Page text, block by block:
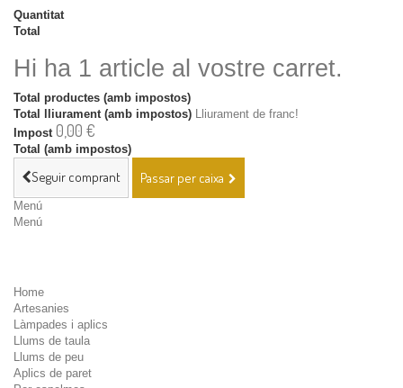
Quantitat
Total
Hi ha 1 article al vostre carret.
Total productes (amb impostos)
Total lliurament (amb impostos) Lliurament de franc!
Impost 0,00 €
Total (amb impostos)
Seguir comprant Passar per caixa
Menú
Menú
Home
Artesanies
Làmpades i aplics
Llums de taula
Llums de peu
Aplics de paret